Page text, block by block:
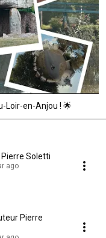
Loir-en-Anjou ! 🌟
Soletti
ago
Pierre